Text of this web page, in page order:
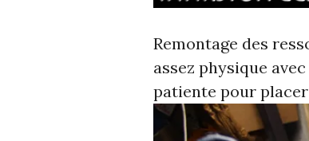
Remontage des
assez physique
patiente pour